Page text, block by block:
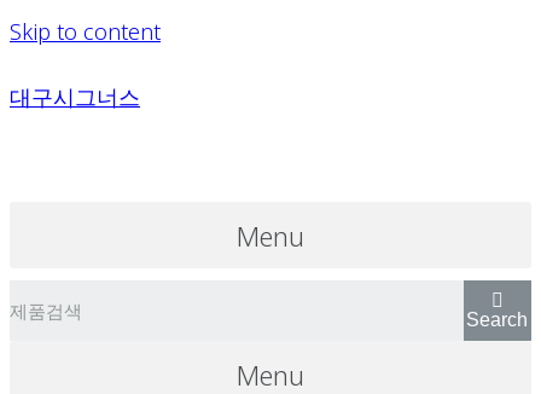
Skip to content
대구시그너스
Menu
Search
Menu